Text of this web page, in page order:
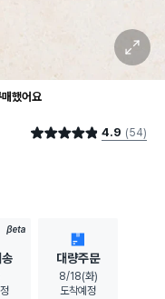
확대 보기
했어요
별점 4.9점 4.9 (54)
BETA
대량주문
8/18(화)
도착예정